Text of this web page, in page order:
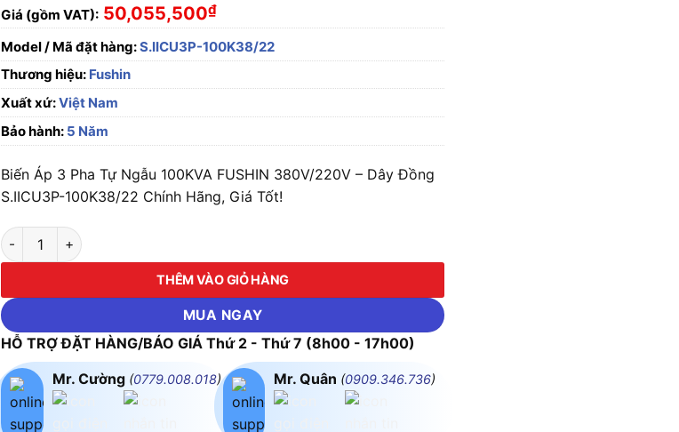
Giá (gồm VAT): 50,055,500₫
Model / Mã đặt hàng:S.IICU3P-100K38/22
Thương hiệu: Fushin
Xuất xứ:Việt Nam
Bảo hành: 5 Năm
Biến Áp 3 Pha Tự Ngẫu 100KVA FUSHIN 380V/220V – Dây Đồng
S.IICU3P-100K38/22 Chính Hãng, Giá Tốt!
Biến Áp 3 Pha Tự Ngẫu 100KVA FUSHIN 380V/220V - Dây Đồng S.IICU3P-100K38/22 số lượng
THÊM VÀO GIỎ HÀNG
MUA NGAY
HỖ TRỢ ĐẶT HÀNG/BÁO GIÁ Thứ 2 - Thứ 7 (8h00 - 17h00)
Mr. Cường (0779.008.018) Mr. Quân (0909.346.736)